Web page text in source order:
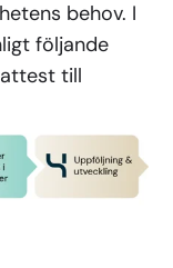
behov. I
följande
till